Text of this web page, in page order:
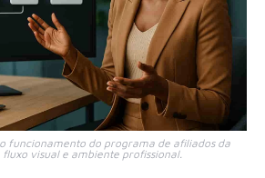
funcionamento do programa de afiliados da
visual e ambiente profissional.